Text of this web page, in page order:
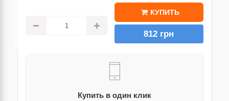
КУПИТЬ
812 грн
Купить в один клик